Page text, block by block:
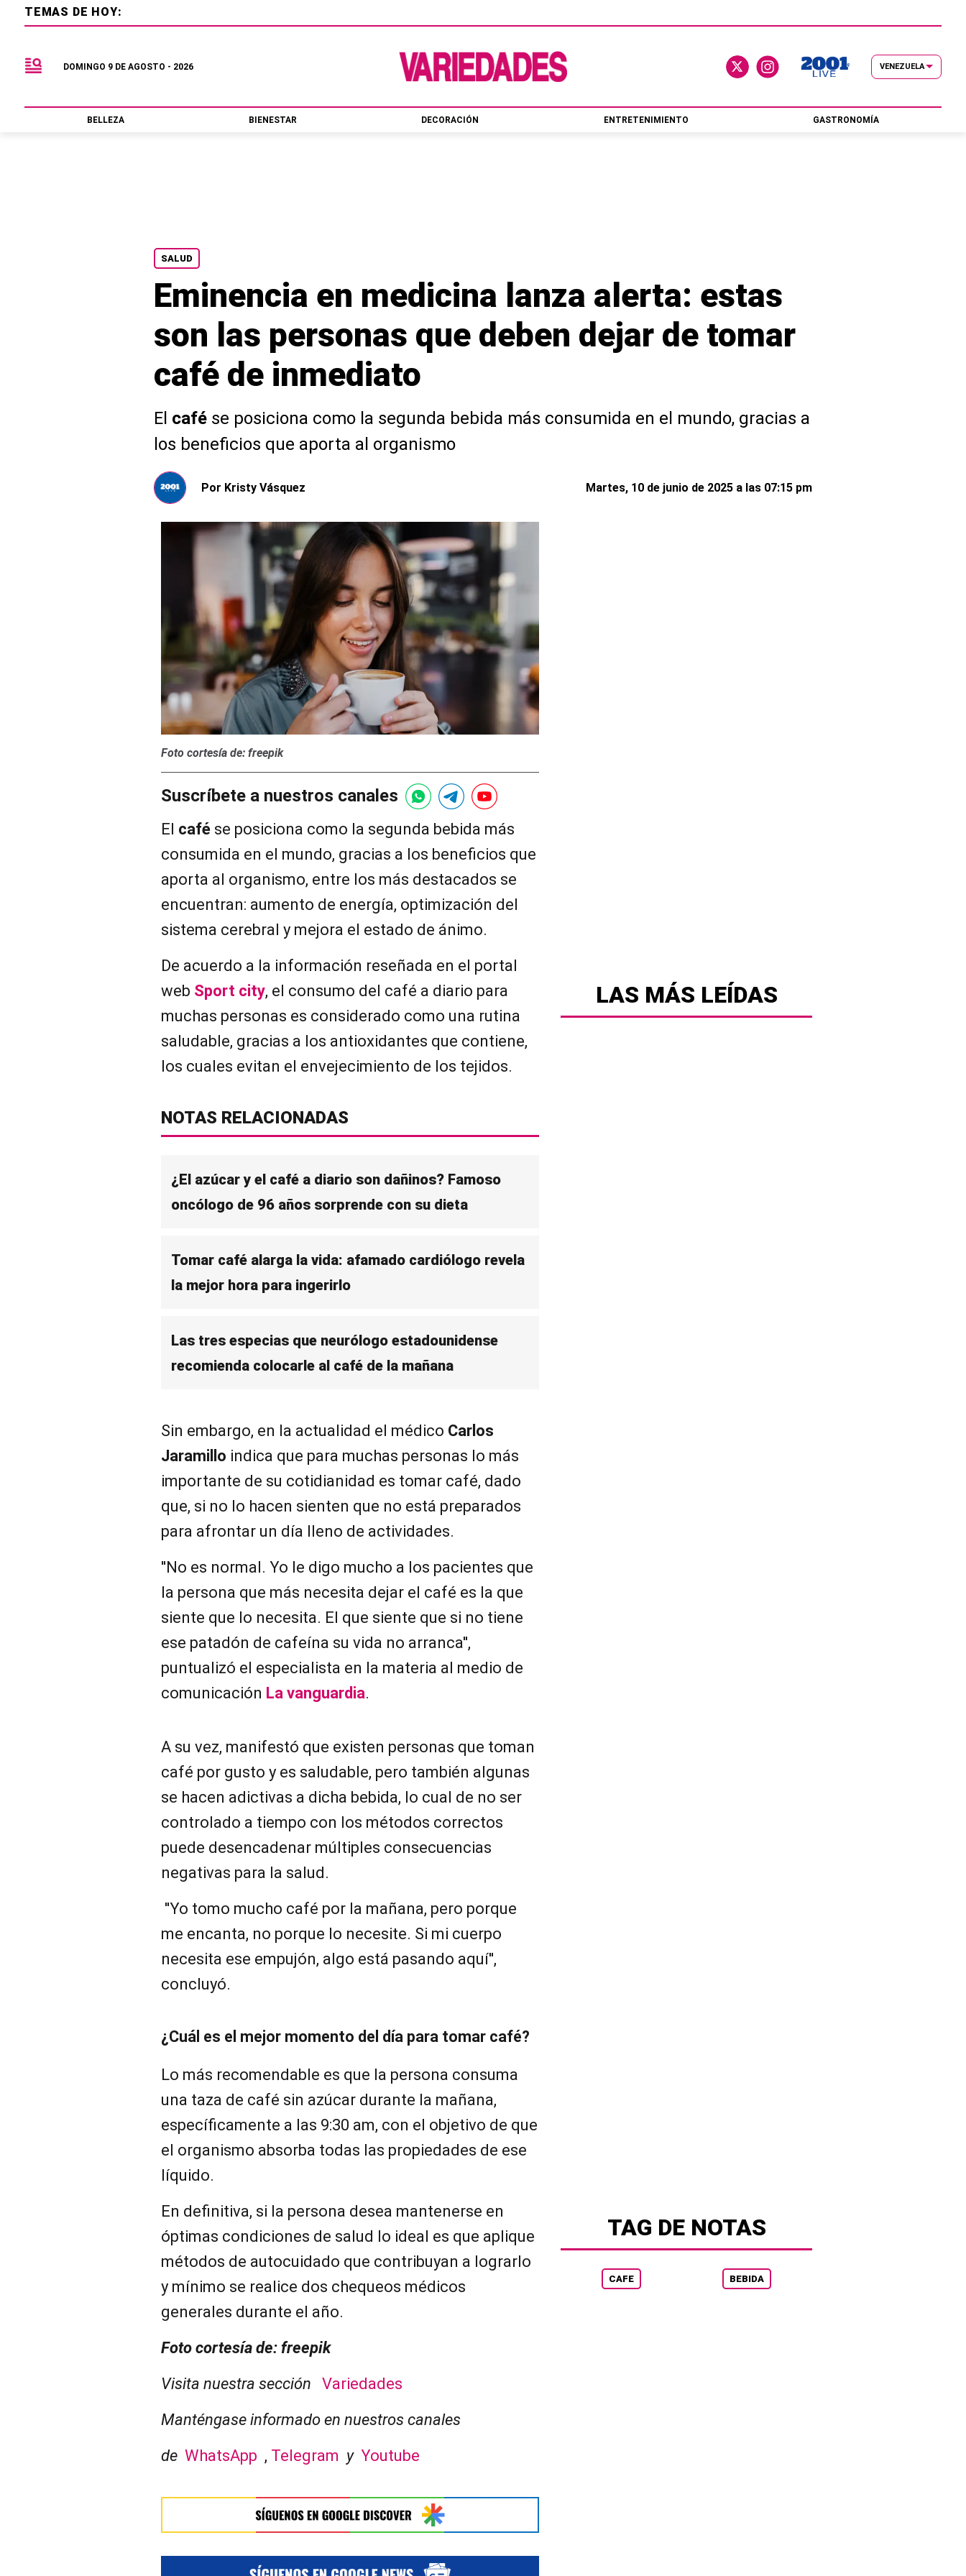
SALUD
Eminencia en medicina lanza alerta: estas
son las personas que deben dejar de tomar
café de inmediato
El café se posiciona como la segunda bebida más consumida en el mundo, gracias a
los beneficios que aporta al organismo
Por Kristy Vásquez Martes, 10 de junio de 2025 a las 07:15 pm
Foto cortesía de: freepik
Suscríbete a nuestros canales
El café se posiciona como la segunda bebida más
consumida en el mundo, gracias a los beneficios que
aporta al organismo, entre los más destacados se
encuentran: aumento de energía, optimización del
sistema cerebral y mejora el estado de ánimo.
De acuerdo a la información reseñada en el portal
web Sport city, el consumo del café a diario para
muchas personas es considerado como una rutina
saludable, gracias a los antioxidantes que contiene,
los cuales evitan el envejecimiento de los tejidos.
NOTAS RELACIONADAS
¿El azúcar y el café a diario son dañinos? Famoso
oncólogo de 96 años sorprende con su dieta
Tomar café alarga la vida: afamado cardiólogo revela
la mejor hora para ingerirlo
Las tres especias que neurólogo estadounidense
recomienda colocarle al café de la mañana
Sin embargo, en la actualidad el médico Carlos
Jaramillo indica que para muchas personas lo más
importante de su cotidianidad es tomar café, dado
que, si no lo hacen sienten que no está preparados
para afrontar un día lleno de actividades.
''No es normal. Yo le digo mucho a los pacientes que
la persona que más necesita dejar el café es la que
siente que lo necesita. El que siente que si no tiene
ese patadón de cafeína su vida no arranca'',
puntualizó el especialista en la materia al medio de
comunicación La vanguardia.
A su vez, manifestó que existen personas que toman
café por gusto y es saludable, pero también algunas
se hacen adictivas a dicha bebida, lo cual de no ser
controlado a tiempo con los métodos correctos
puede desencadenar múltiples consecuencias
negativas para la salud.
''Yo tomo mucho café por la mañana, pero porque
me encanta, no porque lo necesite. Si mi cuerpo
necesita ese empujón, algo está pasando aquí'',
concluyó.
¿Cuál es el mejor momento del día para tomar café?
Lo más recomendable es que la persona consuma
una taza de café sin azúcar durante la mañana,
específicamente a las 9:30 am, con el objetivo de que
el organismo absorba todas las propiedades de ese
líquido.
En definitiva, si la persona desea mantenerse en
óptimas condiciones de salud lo ideal es que aplique
métodos de autocuidado que contribuyan a lograrlo
y mínimo se realice dos chequeos médicos
generales durante el año.
Foto cortesía de: freepik
Visita nuestra sección Variedades
Manténgase informado en nuestros canales
de WhatsApp , Telegram y Youtube
LAS MÁS LEÍDAS
TAG DE NOTAS
CAFE BEBIDA
TEMAS DE HOY:
DOMINGO 9 DE AGOSTO - 2026 VENEZUELA
BELLEZA BIENESTAR DECORACIÓN ENTRETENIMIENTO GASTRONOMÍA